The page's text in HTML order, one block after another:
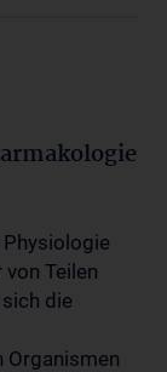
Teilen
die
Organismen